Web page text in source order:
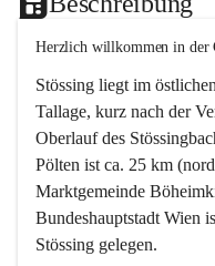
Herzlich willkommen in der
Stössing liegt im
Tallage, kurz nach der
Oberlauf des
Pölten ist ca. 25 km
Marktgemeinde
Bundeshauptstadt Wien
Stössing gelegen.